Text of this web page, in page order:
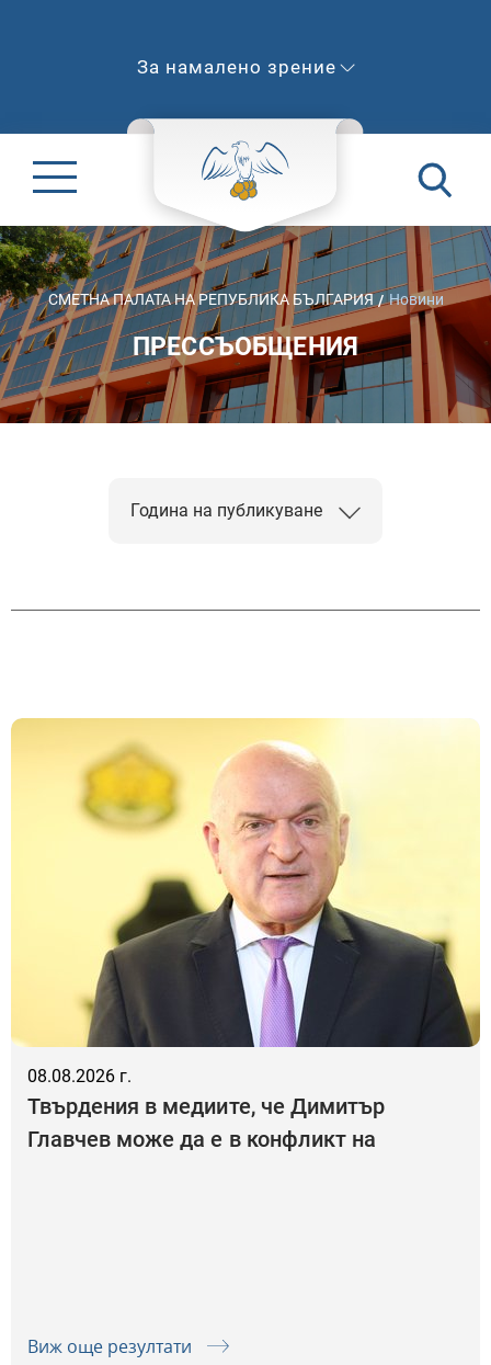
За намалено зрение
СМЕТНА ПАЛАТА НА РЕПУБЛИКА БЪЛГАРИЯ Новини
ПРЕССЪОБЩЕНИЯ
Година на публикуване
08.08.2026 г.
Твърдения в медиите, че Димитър
Главчев може да е в конфликт на
Виж още резултати